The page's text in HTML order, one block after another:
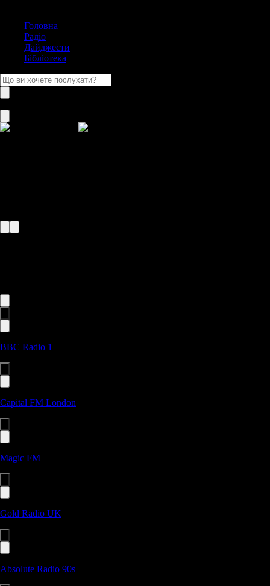
Головна
Радіо
Дайджести
Бібліотека
BBC Radio 1
Capital FM London
Magic FM
Gold Radio UK
Absolute Radio 90s